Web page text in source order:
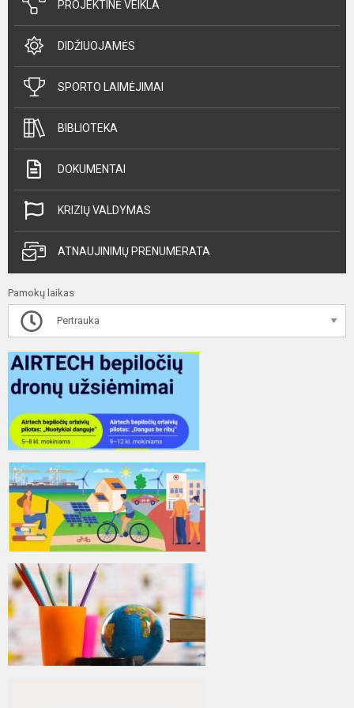
PROJEKTINĖ VEIKLA
DIDŽIUOJAMĖS
SPORTO LAIMĖJIMAI
BIBLIOTEKA
DOKUMENTAI
KRIZIŲ VALDYMAS
ATNAUJINIMŲ PRENUMERATA
Pamokų laikas
Pertrauka